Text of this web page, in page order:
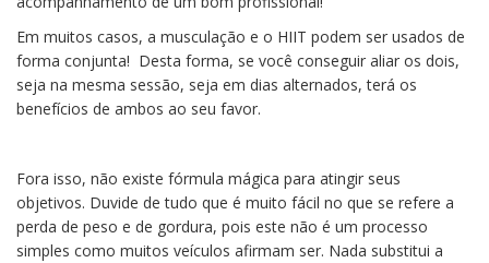
Em muitos casos, a musculação e o HIIT podem ser usados de
forma conjunta! Desta forma, se você conseguir aliar os dois,
seja na mesma sessão, seja em dias alternados, terá os
benefícios de ambos ao seu favor.
Fora isso, não existe fórmula mágica para atingir seus
objetivos. Duvide de tudo que é muito fácil no que se refere a
perda de peso e de gordura, pois este não é um processo
simples como muitos veículos afirmam ser. Nada substitui a